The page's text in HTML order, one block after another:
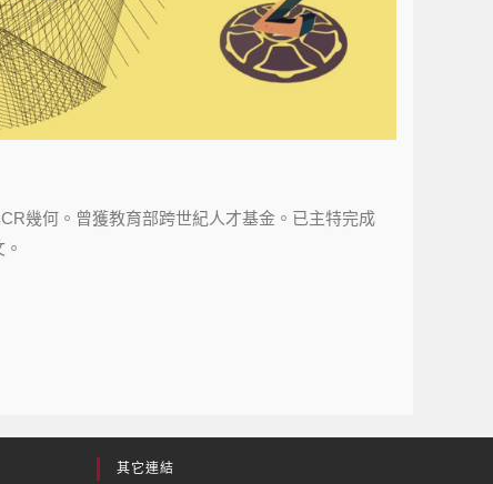
幾何。曾獲教育部跨世紀人才基金。已主特完成
其它連結